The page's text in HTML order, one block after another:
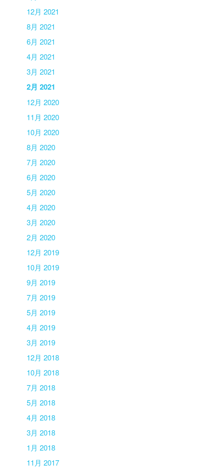
12月 2021
8月 2021
6月 2021
4月 2021
3月 2021
2月 2021
12月 2020
11月 2020
10月 2020
8月 2020
7月 2020
6月 2020
5月 2020
4月 2020
3月 2020
2月 2020
12月 2019
10月 2019
9月 2019
7月 2019
5月 2019
4月 2019
3月 2019
12月 2018
10月 2018
7月 2018
5月 2018
4月 2018
3月 2018
1月 2018
11月 2017